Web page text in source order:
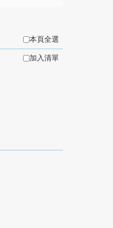
本頁全選
加入清單